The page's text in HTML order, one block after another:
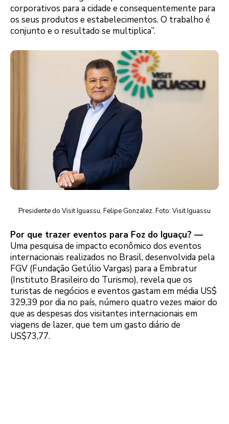
corporativos para a cidade e consequentemente para
os seus produtos e estabelecimentos. O trabalho é
conjunto e o resultado se multiplica”.
Presidente do Visit Iguassu, Felipe Gonzalez. Foto: Visit Iguassu
Por que trazer eventos para Foz do Iguaçu? —
Uma pesquisa de impacto econômico dos eventos
internacionais realizados no Brasil, desenvolvida pela
FGV (Fundação Getúlio Vargas) para a Embratur
(Instituto Brasileiro do Turismo), revela que os
turistas de negócios e eventos gastam em média US$
329,39 por dia no país, número quatro vezes maior do
que as despesas dos visitantes internacionais em
viagens de lazer, que tem um gasto diário de
US$73,77.